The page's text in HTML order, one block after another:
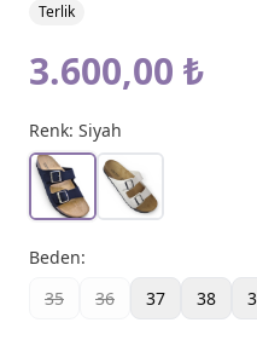
Terlik
3.600,00 ₺
Renk: Siyah
Beden:
35
36 37 38